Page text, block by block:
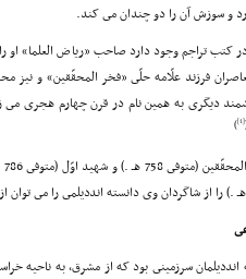
و سوزش آن را دو چندان مى کند.
کتب تراجم وجود دارد صاحب «ریاض العلما» او
فرزند علّامه حلّى «فخر المحقّقین» و
دیگرى به همین نام در قرن چهارم هجرى
[1]
)
انددیلمان سرزمینى بود که از مشرق، به ناحیه